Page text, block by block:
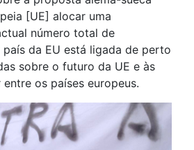
[UE] alocar uma
número total de
da EU está ligada de perto
sobre o futuro da UE e às
os países europeus.